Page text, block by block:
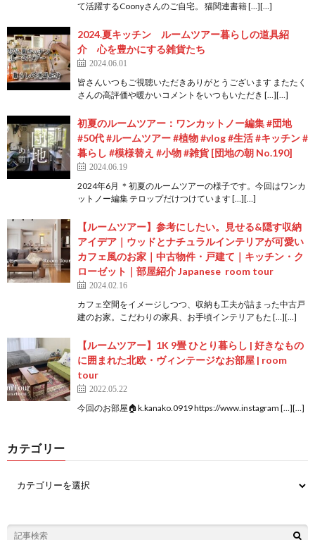
て活躍するCoonyさんのご自宅。 猫関連書籍 […][…]
2024.夏キッチン ルームツアー暮らしの道具紹
介 心を豊かにする雑貨たち
2024.06.01
皆さんいつもご視聴いただきありがとうございます またたく
さんの高評価や暖かいコメントをいつもいただき […][…]
初夏のルームツアー：ワンカットノー編集 #団地
#50代 #ルームツアー #植物 #vlog #生活 #キッチン #
暮らし #模様替え #小物 #雑貨 [団地の朝 No.190]
2024.06.19
2024年6月 ＊初夏のルームツアーの様子です。今回はワンカ
ットノー編集 テロップだけつけています […][…]
【ルームツアー】参考にしたい。見せる&隠す収納
アイデア｜ウッドとナチュラルインテリアが可愛い
カフェ風のお家｜中古物件・戸建て｜キッチン・ク
ローゼット｜部屋紹介 Japanese room tour
2024.02.16
カフェ空間をイメージしつつ、収納も工夫が詰まった中古戸
建のお家。こだわりの家具、お手頃インテリアもた […][…]
【ルームツアー】1K 9畳 ひとり暮らし | 好きなもの
に囲まれた北欧・ヴィンテージなお部屋 | room
tour
2022.05.22
今回のお部屋🏠k.kanako.0919 https://www.instagram […][…]
カテゴリー